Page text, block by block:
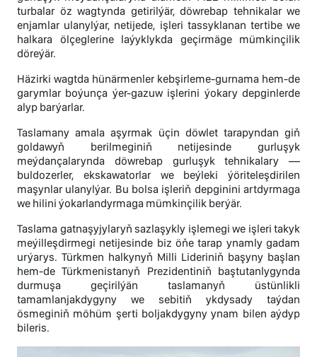
turbalar öz wagtynda getirilýär, döwrebap tehnikalar we
enjamlar ulanylýar, netijede, işleri tassyklanan tertibe we
halkara ölçeglerine laýyklykda geçirmäge mümkinçilik
döreýär.
Häzirki wagtda hünärmenler kebşirleme-gurnama hem-de
garymlar boýunça ýer-gazuw işlerini ýokary depginlerde
alyp barýarlar.
Taslamany amala aşyrmak üçin döwlet tarapyndan giň
goldawyň berilmeginiň netijesinde gurluşyk
meýdançalarynda döwrebap gurluşyk tehnikalary —
buldozerler, ekskawatorlar we beýleki ýöriteleşdirilen
maşynlar ulanylýar. Bu bolsa işleriň depginini artdyrmaga
we hilini ýokarlandyrmaga mümkinçilik berýär.
Taslama gatnaşyjylaryň sazlaşykly işlemegi we işleri takyk
meýilleşdirmegi netijesinde biz öňe tarap ynamly gadam
urýarys. Türkmen halkynyň Milli Lideriniň başyny başlan
hem-de Türkmenistanyň Prezidentiniň baştutanlygynda
durmuşa geçirilýän taslamanyň üstünlikli
tamamlanjakdygyny we sebitiň ykdysady taýdan
ösmeginiň möhüm şerti boljakdygyny ynam bilen aýdyp
bileris.